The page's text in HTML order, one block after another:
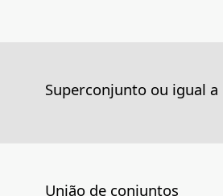
Superconjunto ou igual a
União de conjuntos